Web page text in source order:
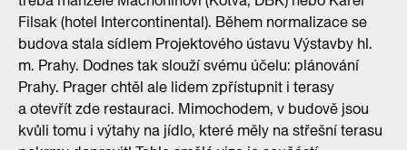
Filsak (hotel Intercontinental). Během normalizace se
budova stala sídlem Projektového ústavu Výstavby hl.
m. Prahy. Dodnes tak slouží svému účelu: plánování
Prahy. Prager chtěl ale lidem zpřístupnit i terasy
a otevřít zde restauraci. Mimochodem, v budově jsou
kvůli tomu i výtahy na jídlo, které měly na střešní terasu